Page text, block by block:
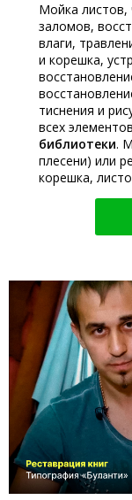
Мойка листов,
заломов,
влаги,
и корешка,
тиснения и
всех
библиотеки.
плесени) или
корешка,